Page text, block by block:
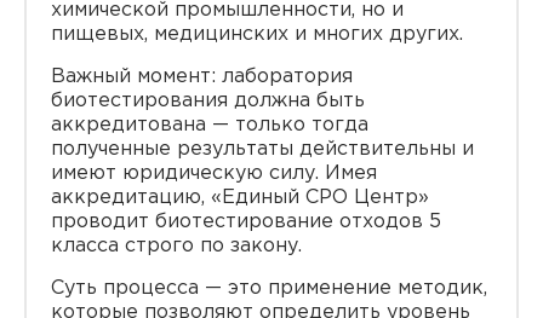
химической промышленности, но и
пищевых, медицинских и многих других.
Важный момент: лаборатория
биотестирования должна быть
аккредитована — только тогда
полученные результаты действительны и
имеют юридическую силу. Имея
аккредитацию, «Единый СРО Центр»
проводит биотестирование отходов 5
класса строго по закону.
Суть процесса — это применение методик,
которые позволяют определить уровень